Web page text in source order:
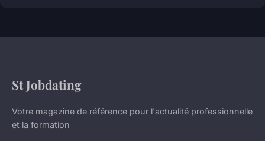
St Jobdating
Votre magazine de référence pour l'actualité professionnelle
et la formation